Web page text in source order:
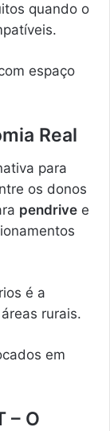
quando o
espaço
Real
para
os donos
pendrive e
é a
rurais.
em
– O